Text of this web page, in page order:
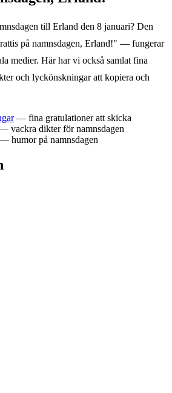
till Erland den 8 januari? Den
på namnsdagen, Erland!" — fungerar
medier. Här har vi också samlat fina
och lyckönskningar att kopiera och
— fina gratulationer att skicka
vackra dikter för namnsdagen
humor på namnsdagen